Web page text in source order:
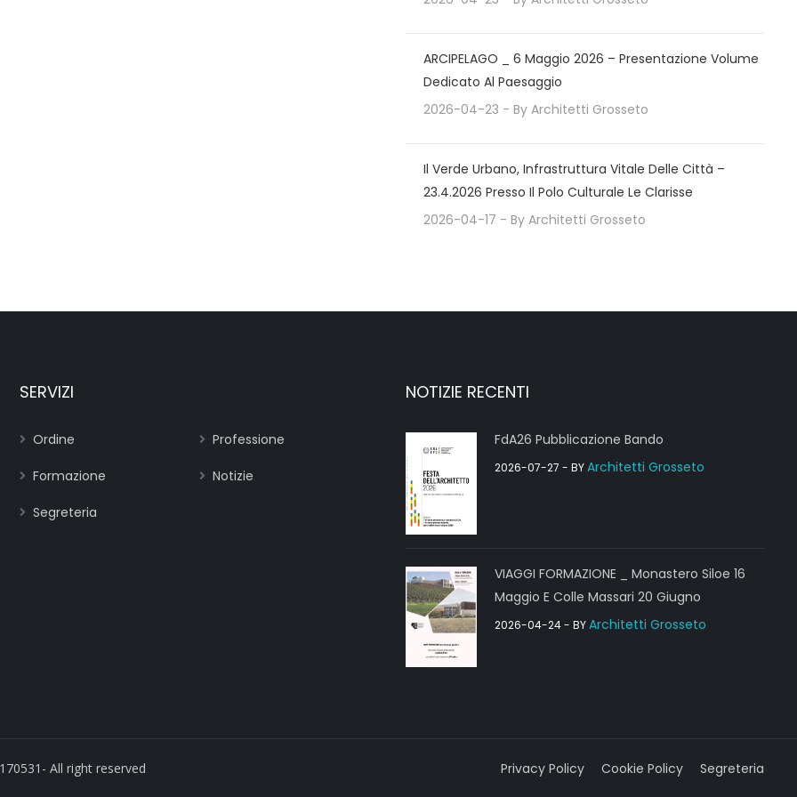
ARCIPELAGO _ 6 Maggio 2026 – Presentazione Volume
Dedicato Al Paesaggio
2026-04-23 - By Architetti Grosseto
Il Verde Urbano, Infrastruttura Vitale Delle Città –
23.4.2026 Presso Il Polo Culturale Le Clarisse
2026-04-17 - By Architetti Grosseto
SERVIZI
Ordine Professione
Formazione Notizie
Segreteria
NOTIZIE RECENTI
FdA26 Pubblicazione Bando
2026-07-27 - BYArchitetti Grosseto
VIAGGI FORMAZIONE _ Monastero Siloe 16
Maggio E Colle Massari 20 Giugno
2026-04-24- BYArchitetti Grosseto
All right reserved
Privacy Policy Cookie Policy Segreteria